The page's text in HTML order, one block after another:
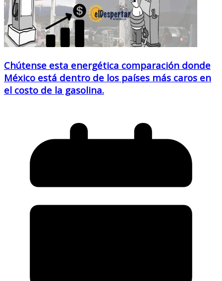
Chútense esta energética comparación donde
México está dentro de los países más caros en
el costo de la gasolina.